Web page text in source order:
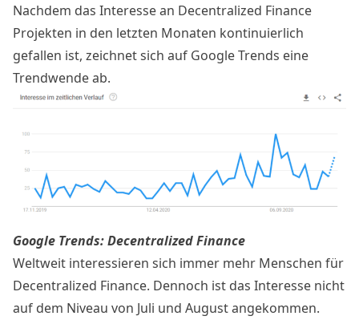
Nachdem das Interesse an Decentralized Finance
Projekten in den letzten Monaten kontinuierlich
gefallen ist, zeichnet sich auf Google Trends eine
Trendwende ab.
Google Trends: Decentralized Finance
Weltweit interessieren sich immer mehr Menschen für
Decentralized Finance. Dennoch ist das Interesse nicht
auf dem Niveau von Juli und August angekommen.